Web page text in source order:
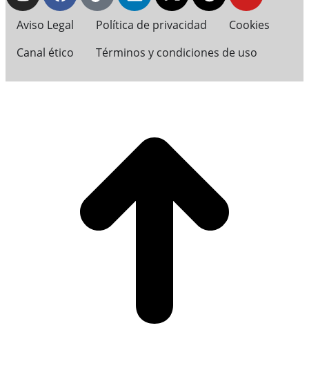
Aviso Legal Política de privacidad
Cookies
Canal ético
Términos y condiciones de uso